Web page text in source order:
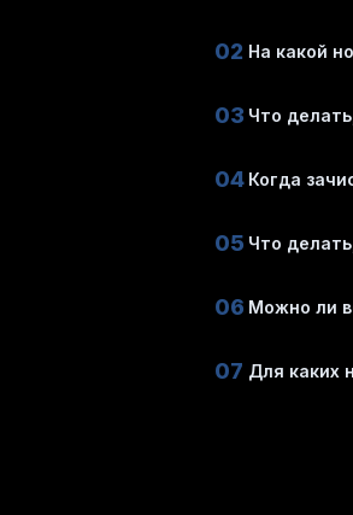
02 На какой
03 Что
04 Когда
05 Что
06 Можно ли
07 Для каких